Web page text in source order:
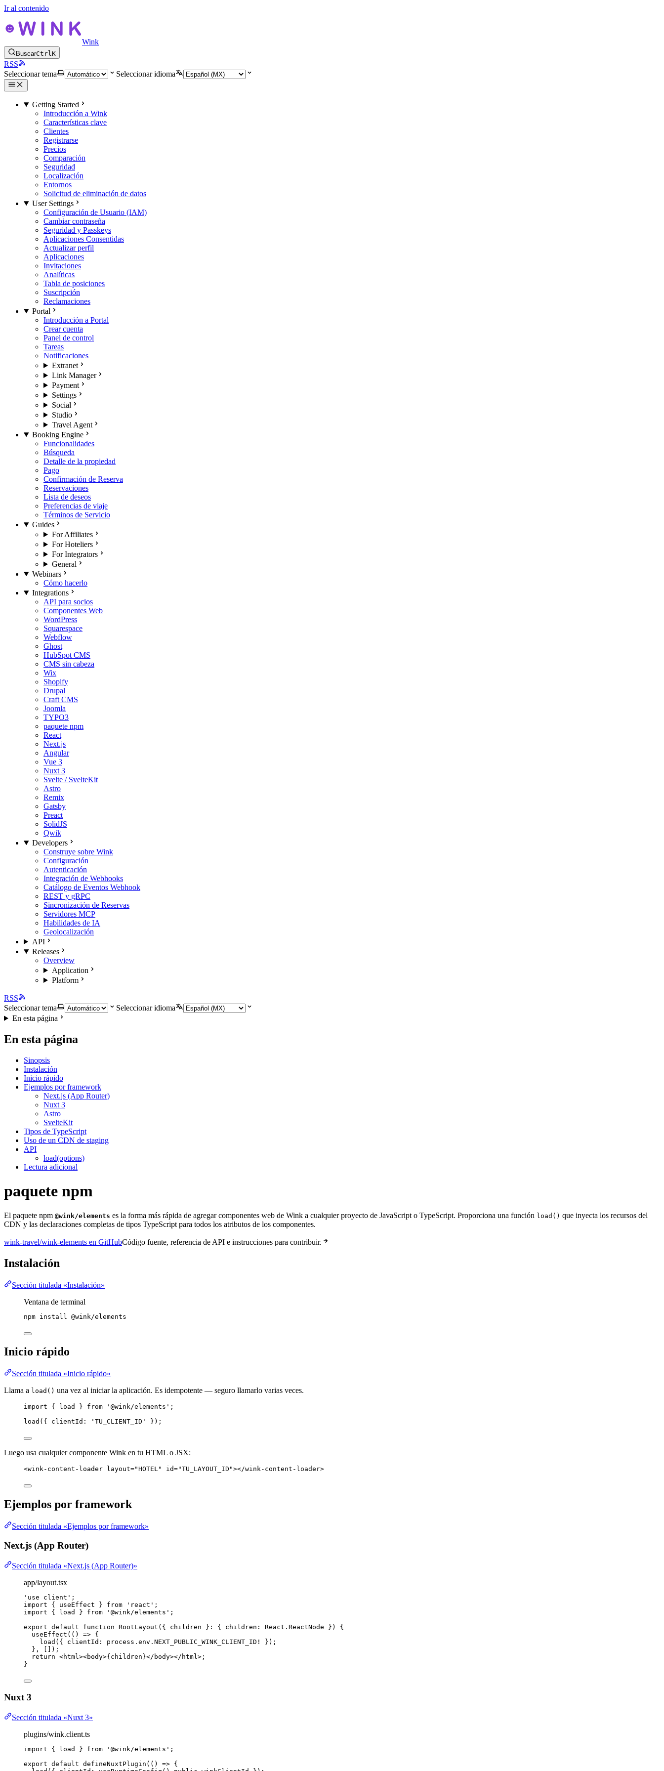
Ir al contenido
Wink
BuscarCtrlK
RSS
Seleccionar tema
Seleccionar idioma
Getting Started
Introducción a Wink
Características clave
Clientes
Registrarse
Precios
Comparación
Seguridad
Localización
Entornos
Solicitud de eliminación de datos
User Settings
Configuración de Usuario (IAM)
Cambiar contraseña
Seguridad y Passkeys
Aplicaciones Consentidas
Actualizar perfil
Aplicaciones
Invitaciones
Analíticas
Tabla de posiciones
Suscripción
Reclamaciones
Portal
Introducción a Portal
Crear cuenta
Panel de control
Tareas
Notificaciones
Extranet
Link Manager
Payment
Settings
Social
Studio
Travel Agent
Booking Engine
Funcionalidades
Búsqueda
Detalle de la propiedad
Pago
Confirmación de Reserva
Reservaciones
Lista de deseos
Preferencias de viaje
Términos de Servicio
Guides
For Affiliates
For Hoteliers
For Integrators
General
Webinars
Cómo hacerlo
Integrations
API para socios
Componentes Web
WordPress
Squarespace
Webflow
Ghost
HubSpot CMS
CMS sin cabeza
Wix
Shopify
Drupal
Craft CMS
Joomla
TYPO3
paquete npm
React
Next.js
Angular
Vue 3
Nuxt 3
Svelte / SvelteKit
Astro
Remix
Gatsby
Preact
SolidJS
Qwik
Developers
Construye sobre Wink
Configuración
Autenticación
Integración de Webhooks
Catálogo de Eventos Webhook
REST y gRPC
Sincronización de Reservas
Servidores MCP
Habilidades de IA
Geolocalización
API
Releases
Overview
Application
Platform
RSS
Seleccionar tema
Seleccionar idioma
En esta página
En esta página
Sinopsis
Instalación
Inicio rápido
Ejemplos por framework
Next.js (App Router)
Nuxt 3
Astro
SvelteKit
Tipos de TypeScript
Uso de un CDN de staging
API
load(options)
Lectura adicional
paquete npm
El paquete npm @wink/elements es la forma más rápida de agregar componentes web de Wink a cualquier proyecto de JavaScript o TypeScript. Proporciona una función load() que inyecta los recursos del
CDN y las declaraciones completas de tipos TypeScript para todos los atributos de los componentes.
wink-travel/wink-elements en GitHubCódigo fuente, referencia de API e instrucciones para contribuir.
Instalación
Sección titulada «Instalación»
Ventana de terminal
npm install @wink/elements
Inicio rápido
Sección titulada «Inicio rápido»
Llama a load() una vez al iniciar la aplicación. Es idempotente — seguro llamarlo varias veces.
import { load } from ' @wink/elements ' ;
load ({ clientId: ' TU_CLIENT_ID ' });
Luego usa cualquier componente Wink en tu HTML o JSX:
<wink-content-loader layout="HOTEL" id="TU_LAYOUT_ID "></wink-content-loader>
Ejemplos por framework
Sección titulada «Ejemplos por framework»
Next.js (App Router)
Sección titulada «Next.js (App Router)»
app/layout.tsx
' use client ' ;
import { useEffect } from ' react ' ;
import { load } from ' @wink/elements ' ;
export default function RootLayout ( { children } : { children : React . ReactNode } )
{
useEffect ( () => {
load ({ clientId: process . env . NEXT_PUBLIC_WINK_CLIENT_ID !
});
} ,
[]);
return <html ><body>{children}</ body></ html > ;
}
Nuxt 3
Sección titulada «Nuxt 3»
plugins/wink.client.ts
import { load } from ' @wink/elements ' ;
export default defineNuxtPlugin ( () => {